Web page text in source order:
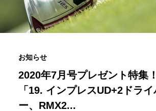
お知らせ
2020年7月号プレゼント特集！
「19. インプレスUD+2ドライ
ー、RMX2...